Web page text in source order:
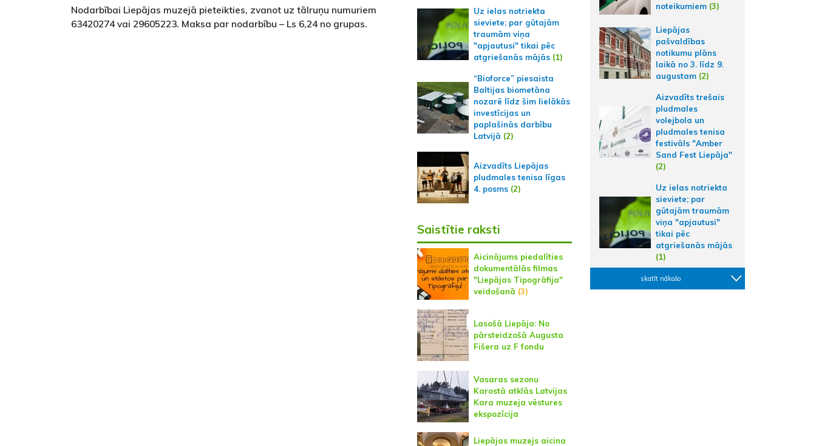
Nodarbībai Liepājas muzejā pieteikties, zvanot uz tālruņu numuriem
63420274 vai 29605223. Maksa par nodarbību – Ls 6,24 no grupas.
Uz ielas notriekta
sieviete; par gūtajām
traumām viņa
"apjautusi" tikai pēc
atgriešanās mājās(1)
“Bioforce” piesaista
Baltijas biometāna
nozarē līdz šim lielākās
investīcijas un
paplašinās darbību
Latvijā (2)
Aizvadīts Liepājas
pludmales tenisa līgas
4. posms(2)
Saistītie raksti
Aicinājums piedalīties
dokumentālās filmas
"Liepājas Tipogrāfija"
veidošanā (3)
Lasošā Liepāja: No
pārsteidzošā Augusta
Fišera uz F fondu
Vasaras sezonu
Karostā atklās Latvijas
Kara muzeja vēstures
ekspozīcija
Liepājas muzejs aicina
noteikumiem (3)
Liepājas
pašvaldības
notikumu plāns
laikā no 3. līdz 9.
augustam (2)
Aizvadīts trešais
pludmales
volejbola un
pludmales tenisa
festivāls "Amber
Sand Fest Liepāja"
(2)
Uz ielas notriekta
sieviete; par
gūtajām traumām
viņa "apjautusi"
tikai pēc
atgriešanās mājās
(1)
skatīt nākošo